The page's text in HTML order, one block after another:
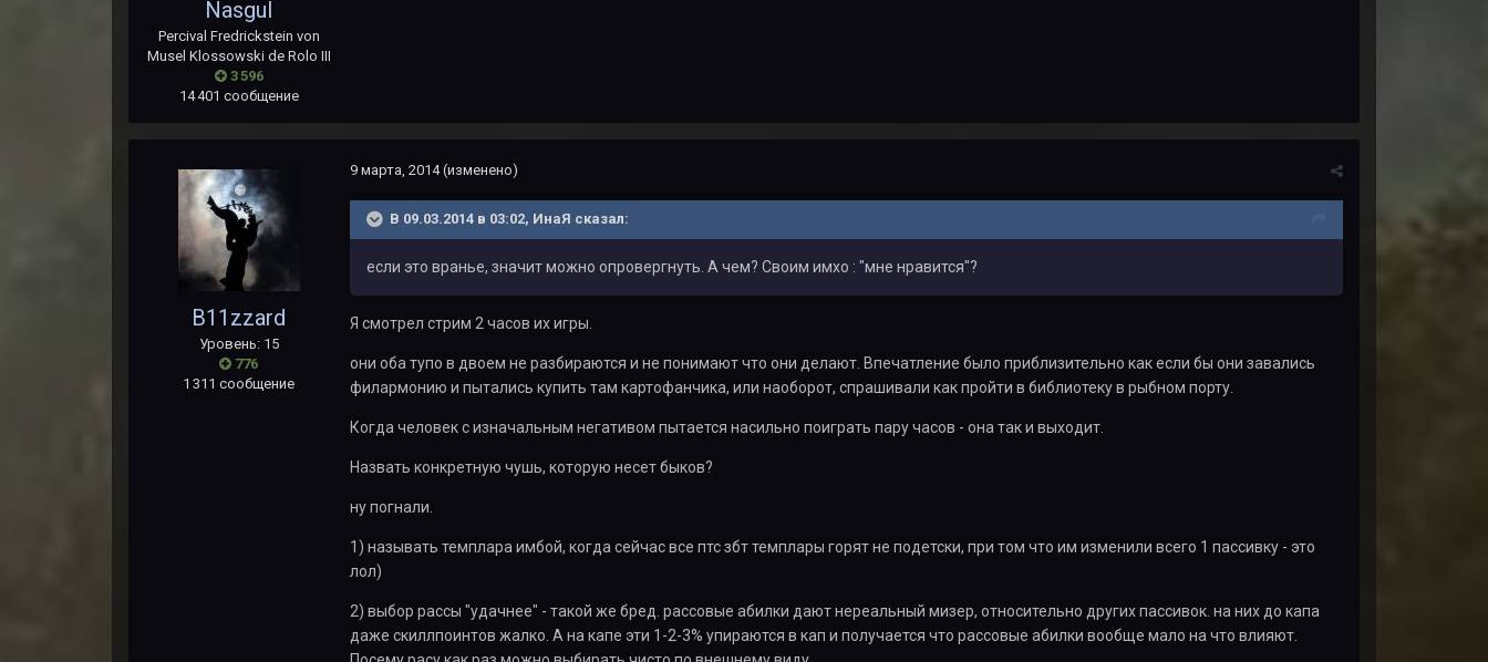
Nasgul
Percival Fredrickstein von
Musel Klossowski de Rolo III
3 596
14 401 сообщение
B11zzard
Уровень: 15
776
1 311 сообщение
9 марта, 2014 (изменено)
В 09.03.2014 в 03:02, ИнаЯ сказал:
если это вранье, значит можно опровергнуть. А чем? Своим имхо : "мне нравится"?
Я смотрел стрим 2 часов их игры.
они оба тупо в двоем не разбираются и не понимают что они делают. Впечатление было приблизительно как если бы они завались
филармонию и пытались купить там картофанчика, или наоборот, спрашивали как пройти в библиотеку в рыбном порту.
Когда человек с изначальным негативом пытается насильно поиграть пару часов - она так и выходит.
Назвать конкретную чушь, которую несет быков?
ну погнали.
1) называть темплара имбой, когда сейчас все птс збт темплары горят не подетски, при том что им изменили всего 1 пассивку - это
лол)
2) выбор рассы "удачнее" - такой же бред. рассовые абилки дают нереальный мизер, относительно других пассивок. на них до капа
даже скиллпоинтов жалко. А на капе эти 1-2-3% упираются в кап и получается что рассовые абилки вообще мало на что влияют.